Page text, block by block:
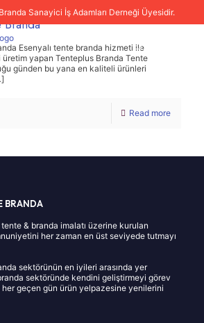
Sanayici İş Adamları Derneği Üyesidir.
Branda
Esenyalı tente branda hizmeti ile
üretim yapan Tenteplus Branda Tente
günden bu yana en kaliteli ürünleri
Read more
BRANDA
& branda imalatı üzerine kurulan
her zaman en üst seviyede tutmayı
sektörünün en iyileri arasında yer
sektöründe kendini geliştirmeyi görev
her geçen gün ürün yelpazesine yenilerini